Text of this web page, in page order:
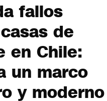
fallos
de
en Chile:
un marco
y moderno